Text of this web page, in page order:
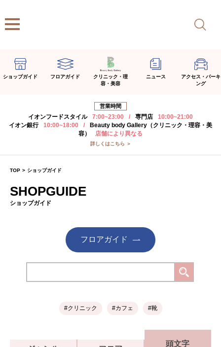
ショップガイド フロアガイド
クリニック・理
容・美容
ニュース
アクセス・パーキ
ング
営業時間
イオンフードスタイル 7:00~23:00 / 専門店
10:00~21:00
イオン銀行
10:00~18:00 /
Beauty body Gallery（クリニック・理容・美
容）
店舗により異なる
詳しくはこちら ＞
TOP > ショップガイド
SHOPGUIDE
ショップガイド
フロアガイド
#クリニック #カフェ #靴
頭文字